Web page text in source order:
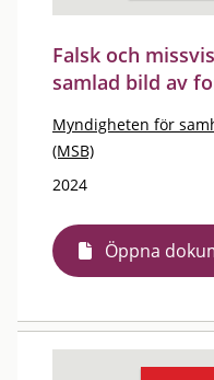
Falsk och
samlad bild av
Myndigheten för
(MSB)
2024
Öppna